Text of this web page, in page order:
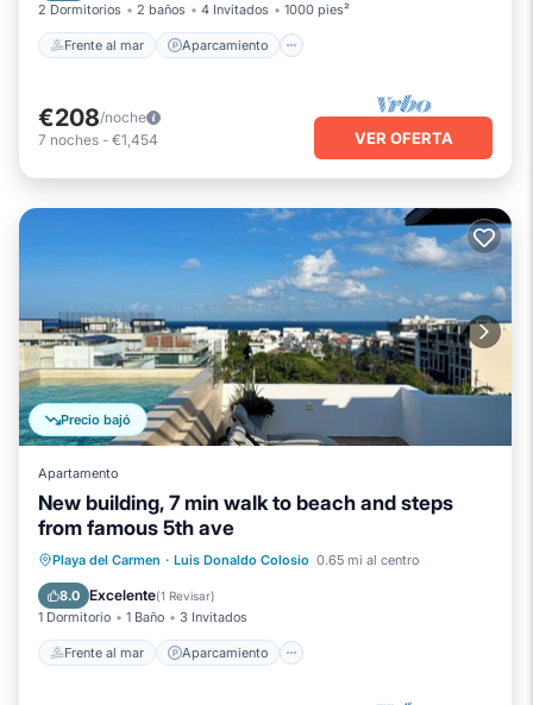
2 Dormitorios 2 baños 4 Invitados 1000 pies²
Frente al mar Aparcamiento
€208/noche
7 noches - €1,454 VER OFERTA
Precio bajó
Apartamento
New building, 7 min walk to beach and steps
from famous 5th ave
Playa del Carmen · Luis Donaldo Colosio 0.65 mi al centro
8.0 Excelente(1 Revisar)
1 Dormitorio 1 Baño 3 Invitados
Frente al mar Aparcamiento
Frente al mar Aparcamiento
Piscina
Vista al mar